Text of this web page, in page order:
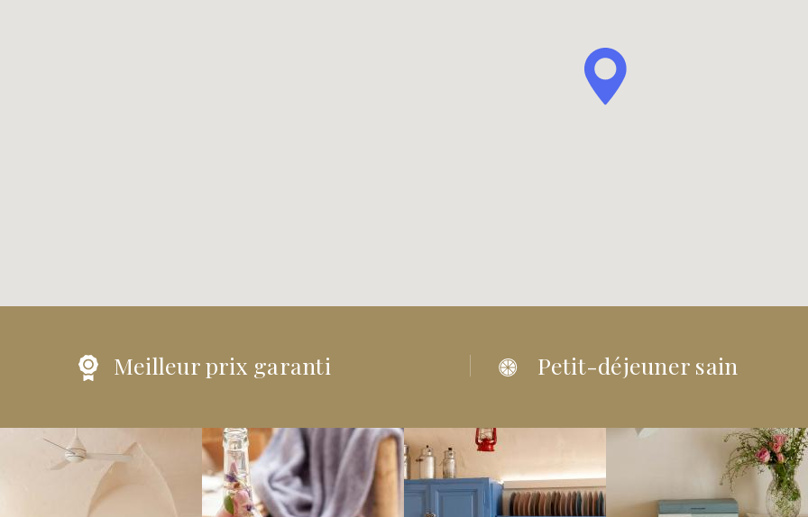
Meilleur prix garanti Petit-déjeuner sain